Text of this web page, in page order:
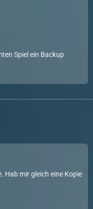
Spiel ein Backup
Hab mir gleich eine Kopie